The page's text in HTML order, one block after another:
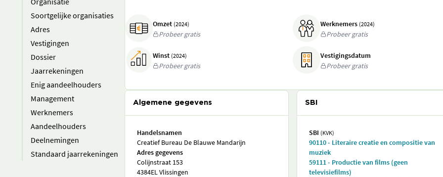
Soortgelijke organisaties
Adres
Vestigingen
Dossier
Jaarrekeningen
Enig aandeelhouders
Management
Werknemers
Aandeelhouders
Deelnemingen
Standaard jaarrekeningen
Omzet (2024)
Probeer gratis
Werknemers (2024)
Probeer gratis
Winst (2024)
Probeer gratis
Vestigingsdatum
Probeer gratis
Algemene gegevens
Handelsnamen
Creatief Bureau De Blauwe Mandarijn
Adres gegevens
Colijnstraat 153
4384EL Vlissingen
SBI
SBI (KVK)
90110 - Literaire creatie en compositie van
muziek
59111 - Productie van films (geen
televisiefilms)